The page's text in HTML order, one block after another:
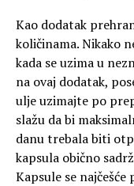
Kao dodatak
količinama. Nikako
kada se uzima u
na ovaj dodatak,
ulje uzimajte po
slažu da bi
danu trebala biti
kapsula obično
Kapsule se